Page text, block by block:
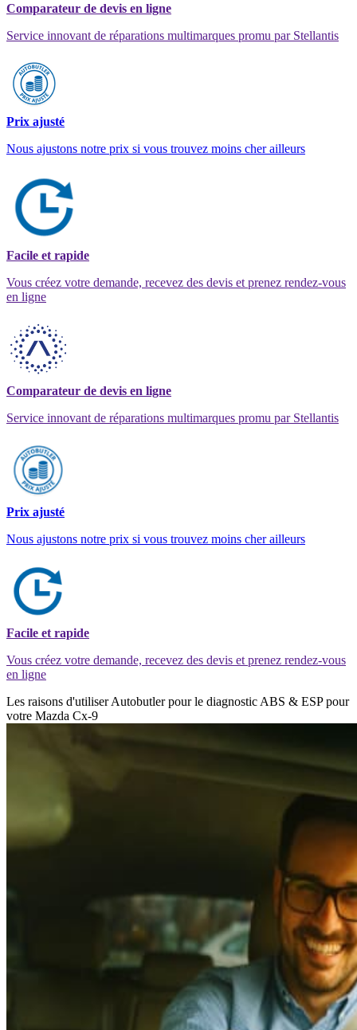
Comparateur de devis en ligne
Service innovant de réparations multimarques promu par Stellantis
Prix ajusté
Nous ajustons notre prix si vous trouvez moins cher ailleurs
Facile et rapide
Vous créez votre demande, recevez des devis et prenez rendez-vous
en ligne
Comparateur de devis en ligne
Service innovant de réparations multimarques promu par Stellantis
Prix ajusté
Nous ajustons notre prix si vous trouvez moins cher ailleurs
Facile et rapide
Vous créez votre demande, recevez des devis et prenez rendez-vous
en ligne
Les raisons d'utiliser Autobutler pour le diagnostic ABS & ESP pour
votre Mazda Cx-9